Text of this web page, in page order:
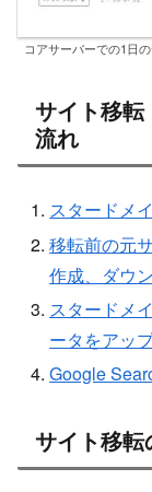
コアサーバーでの1日
サイト移
流れ
スタードメ
移転前の元
作成、ダウ
スタードメ
ータをアッ
Google
サイト移